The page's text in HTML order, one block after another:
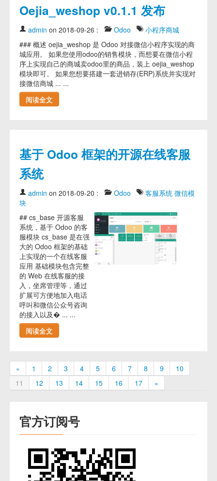
Oejia_weshop v0.1.1 发布
admin on 2018-09-26 : Odoo
小程序商城
### 概述 oejia_weshop 是 Odoo 对接微信小程序实现的商
城应用。 如果您使用odoo的销售模块，而想要在微信小程
序上实现自己的商城卖odoo里的商品，装上 oejia_weshop
模块即可。 如果您想要搭建一套进销存(ERP)系统并实现对
接微信商城 ... ...
阅读全文
基于 Odoo 框架的开源在线客服
系统
admin on 2018-09-20 : Odoo 客服系统 微信模
块
## cs_base 开源客服
系统，基于 Odoo 的客
服模块 cs_base 是在强
大的 Odoo 框架的基础
上实现的一个在线客服
应用 基础模块包含完整
的 Web 在线客服的接
入，坐席管理等，通过
扩展可方便地加入电话
呼叫和微信公众号咨询
的接入以及� ... ...
阅读全文
« 1 2 3 4 5 6 7 8 9
10
11
12 13 14 15 16 17 »
官方订阅号